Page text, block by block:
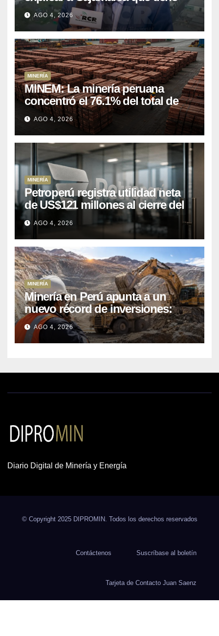
US$ 16 mil millones en proyectos
mineros para salir de la pobreza
AGO 4, 2026
MINERÍA
MINEM: La minería peruana
concentró el 76.1% del total de
las exportaciones nacionales
entre enero y abril de 2026
AGO 4, 2026
MINERÍA
Petroperú registra utilidad neta
de US$121 millones al cierre del
primer semestre 2026
AGO 4, 2026
MINERÍA
Minería en Perú apunta a un
nuevo récord de inversiones:
crecen los petitorios y el FMI
insta a destrabar proyectos
AGO 4, 2026
Diario Digital de Minería y Energía
© Copyright 2025 DIPROMIN. Todos los derechos reservados
Contáctenos Suscríbase al boletín
Tarjeta de Contacto Juan Saenz